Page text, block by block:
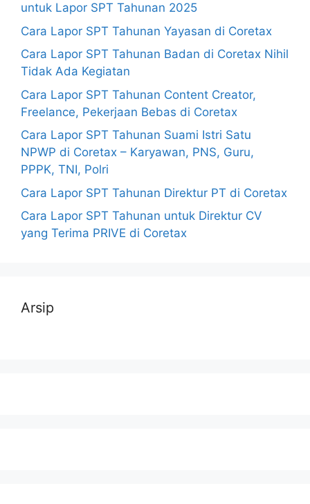
untuk Lapor SPT Tahunan 2025
Cara Lapor SPT Tahunan Yayasan di Coretax
Cara Lapor SPT Tahunan Badan di Coretax Nihil
Tidak Ada Kegiatan
Cara Lapor SPT Tahunan Content Creator,
Freelance, Pekerjaan Bebas di Coretax
Cara Lapor SPT Tahunan Suami Istri Satu
NPWP di Coretax – Karyawan, PNS, Guru,
PPPK, TNI, Polri
Cara Lapor SPT Tahunan Direktur PT di Coretax
Cara Lapor SPT Tahunan untuk Direktur CV
yang Terima PRIVE di Coretax
Arsip